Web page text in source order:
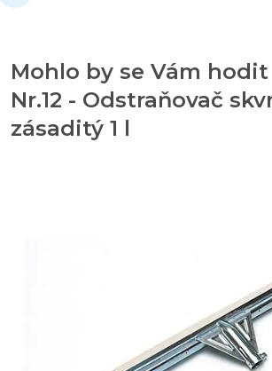
Mohlo by se Vám
Nr.12 - Odstraňovač
zásaditý 1 l